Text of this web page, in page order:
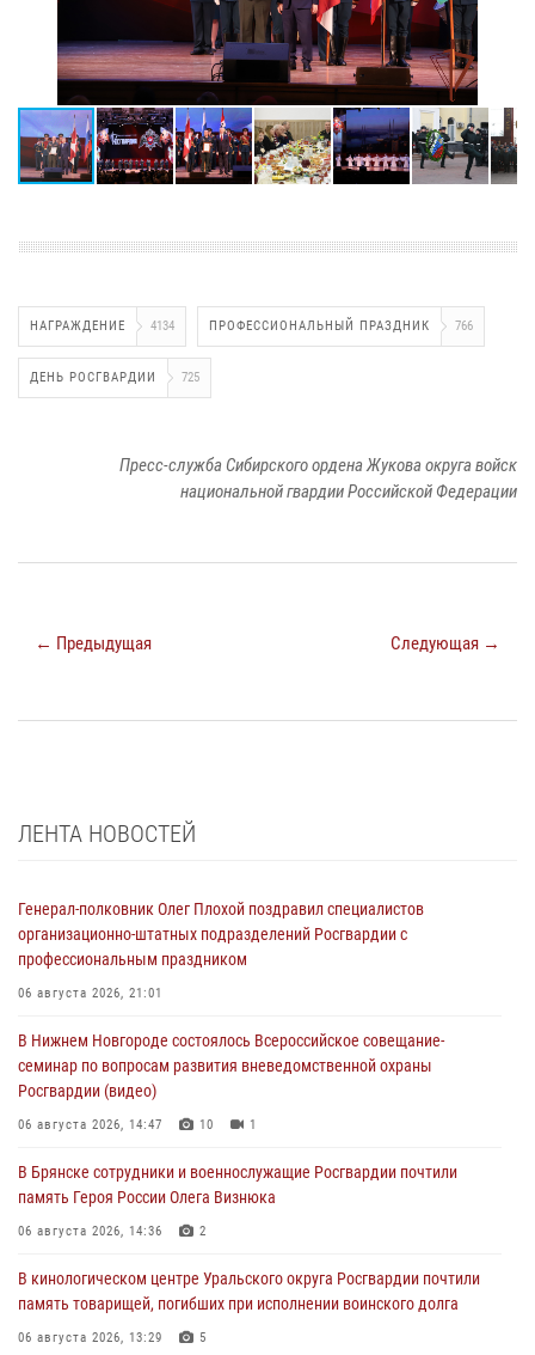
НАГРАЖДЕНИЕ 4134 ПРОФЕССИОНАЛЬНЫЙ ПРАЗДНИК 766
ДЕНЬ РОСГВАРДИИ 725
Пресс-служба Сибирского ордена Жукова округа войск
национальной гвардии Российской Федерации
← Предыдущая Следующая →
ЛЕНТА НОВОСТЕЙ
Генерал-полковник Олег Плохой поздравил специалистов
организационно-штатных подразделений Росгвардии с
профессиональным праздником
06 августа 2026, 21:01
В Нижнем Новгороде состоялось Всероссийское совещание-
семинар по вопросам развития вневедомственной охраны
Росгвардии (видео)
06 августа 2026, 14:47 10 1
В Брянске сотрудники и военнослужащие Росгвардии почтили
память Героя России Олега Визнюка
06 августа 2026, 14:36 2
В кинологическом центре Уральского округа Росгвардии почтили
память товарищей, погибших при исполнении воинского долга
06 августа 2026, 13:29 5